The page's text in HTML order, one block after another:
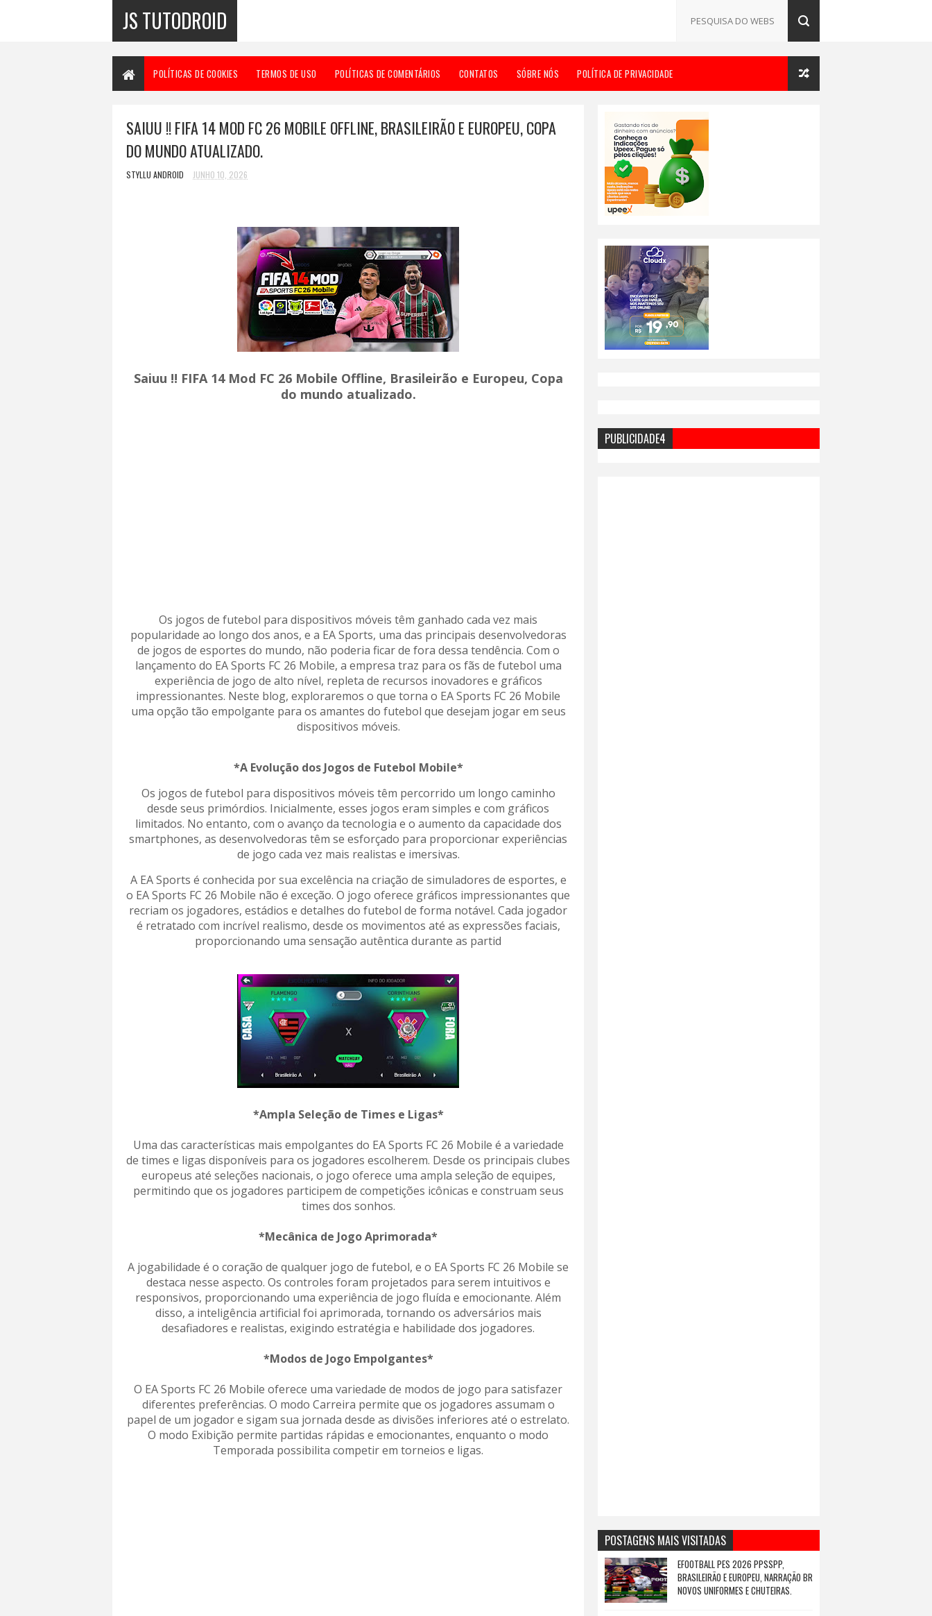
JS TUTODROID
POLÍTICAS DE COOKIES TERMOS DE USO POLÍTICAS DE COMENTÁRIOS CONTATOS SÓBRE NÓS POLÍTICA DE PRIVACIDADE
SAIUU !! FIFA 14 MOD FC 26 MOBILE OFFLINE, BRASILEIRÃO E EUROPEU, COPA
DO MUNDO ATUALIZADO.
STYLLU ANDROID JUNHO 10, 2026
Saiuu !! FIFA 14 Mod FC 26 Mobile Offline, Brasileirão e Europeu, Copa
do mundo atualizado.
Os jogos de futebol para dispositivos móveis têm ganhado cada vez mais
popularidade ao longo dos anos, e a EA Sports, uma das principais desenvolvedoras
de jogos de esportes do mundo, não poderia ficar de fora dessa tendência. Com o
lançamento do EA Sports FC 26 Mobile, a empresa traz para os fãs de futebol uma
experiência de jogo de alto nível, repleta de recursos inovadores e gráficos
impressionantes. Neste blog, exploraremos o que torna o EA Sports FC 26 Mobile
uma opção tão empolgante para os amantes do futebol que desejam jogar em seus
dispositivos móveis.
*A Evolução dos Jogos de Futebol Mobile*
Os jogos de futebol para dispositivos móveis têm percorrido um longo caminho
desde seus primórdios. Inicialmente, esses jogos eram simples e com gráficos
limitados. No entanto, com o avanço da tecnologia e o aumento da capacidade dos
smartphones, as desenvolvedoras têm se esforçado para proporcionar experiências
de jogo cada vez mais realistas e imersivas.
A EA Sports é conhecida por sua excelência na criação de simuladores de esportes, e
o EA Sports FC 26 Mobile não é exceção. O jogo oferece gráficos impressionantes que
recriam os jogadores, estádios e detalhes do futebol de forma notável. Cada jogador
é retratado com incrível realismo, desde os movimentos até as expressões faciais,
proporcionando uma sensação autêntica durante as partid
*Ampla Seleção de Times e Ligas*
Uma das características mais empolgantes do EA Sports FC 26 Mobile é a variedade
de times e ligas disponíveis para os jogadores escolherem. Desde os principais clubes
europeus até seleções nacionais, o jogo oferece uma ampla seleção de equipes,
permitindo que os jogadores participem de competições icônicas e construam seus
times dos sonhos.
*Mecânica de Jogo Aprimorada*
A jogabilidade é o coração de qualquer jogo de futebol, e o EA Sports FC 26 Mobile se
destaca nesse aspecto. Os controles foram projetados para serem intuitivos e
responsivos, proporcionando uma experiência de jogo fluída e emocionante. Além
disso, a inteligência artificial foi aprimorada, tornando os adversários mais
desafiadores e realistas, exigindo estratégia e habilidade dos jogadores.
*Modos de Jogo Empolgantes*
O EA Sports FC 26 Mobile oferece uma variedade de modos de jogo para satisfazer
diferentes preferências. O modo Carreira permite que os jogadores assumam o
papel de um jogador e sigam sua jornada desde as divisões inferiores até o estrelato.
O modo Exibição permite partidas rápidas e emocionantes, enquanto o modo
Temporada possibilita competir em torneios e ligas.
PUBLICIDADE4
POSTAGENS MAIS VISITADAS
EFOOTBALL PES 2026 PPSSPP,
BRASILEIRÃO E EUROPEU, NARRAÇÃO BR
NOVOS UNIFORMES E CHUTEIRAS.